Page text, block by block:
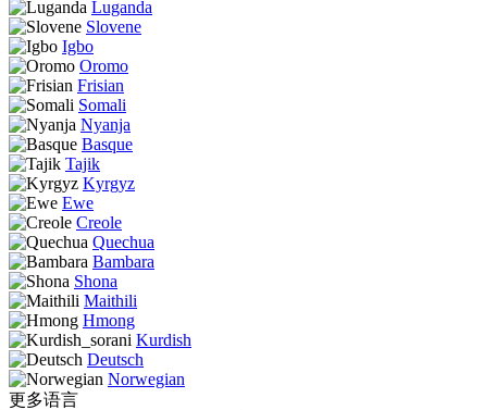
Luganda
Slovene
Igbo
Oromo
Frisian
Somali
Nyanja
Basque
Tajik
Kyrgyz
Ewe
Creole
Quechua
Bambara
Shona
Maithili
Hmong
Kurdish
Deutsch
Norwegian
更多语言